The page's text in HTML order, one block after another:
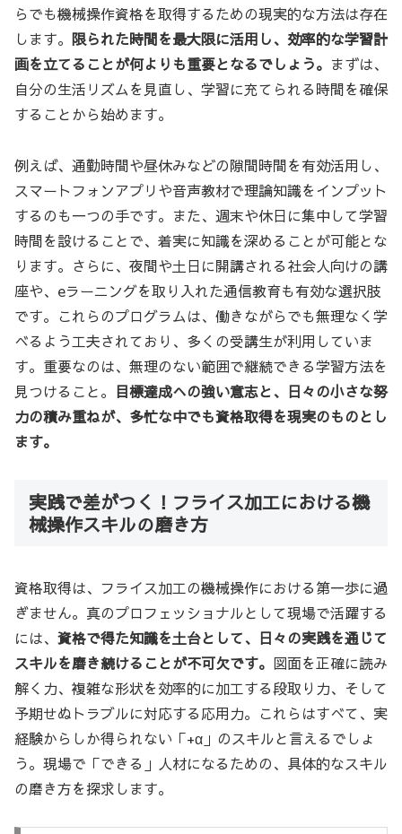
らでも機械操作資格を取得するための現実的な方法は存在
します。 限られた時間を最大限に活用し、効率的な学習計
画を立てることが何よりも重要となるでしょう。 まずは、
自分の生活リズムを見直し、学習に充てられる時間を確保
することから始めます。
例えば、通勤時間や昼休みなどの隙間時間を有効活用し、
スマートフォンアプリや音声教材で理論知識をインプット
するのも一つの手です。また、週末や休日に集中して学習
時間を設けることで、着実に知識を深めることが可能とな
ります。さらに、夜間や土日に開講される社会人向けの講
座や、eラーニングを取り入れた通信教育も有効な選択肢
です。これらのプログラムは、働きながらでも無理なく学
べるよう工夫されており、多くの受講生が利用していま
す。重要なのは、無理のない範囲で継続できる学習方法を
見つけること。 目標達成への強い意志と、日々の小さな努
力の積み重ねが、多忙な中でも資格取得を現実のものとし
ます。
実践で差がつく！フライス加工における機
械操作スキルの磨き方
資格取得は、フライス加工の機械操作における第一歩に過
ぎません。真のプロフェッショナルとして現場で活躍する
には、 資格で得た知識を土台として、日々の実践を通じて
スキルを磨き続けることが不可欠です。 図面を正確に読み
解く力、複雑な形状を効率的に加工する段取り力、そして
予期せぬトラブルに対応する応用力。これらはすべて、実
経験からしか得られない「+α」のスキルと言えるでしょ
う。現場で「できる」人材になるための、具体的なスキル
の磨き方を探求します。